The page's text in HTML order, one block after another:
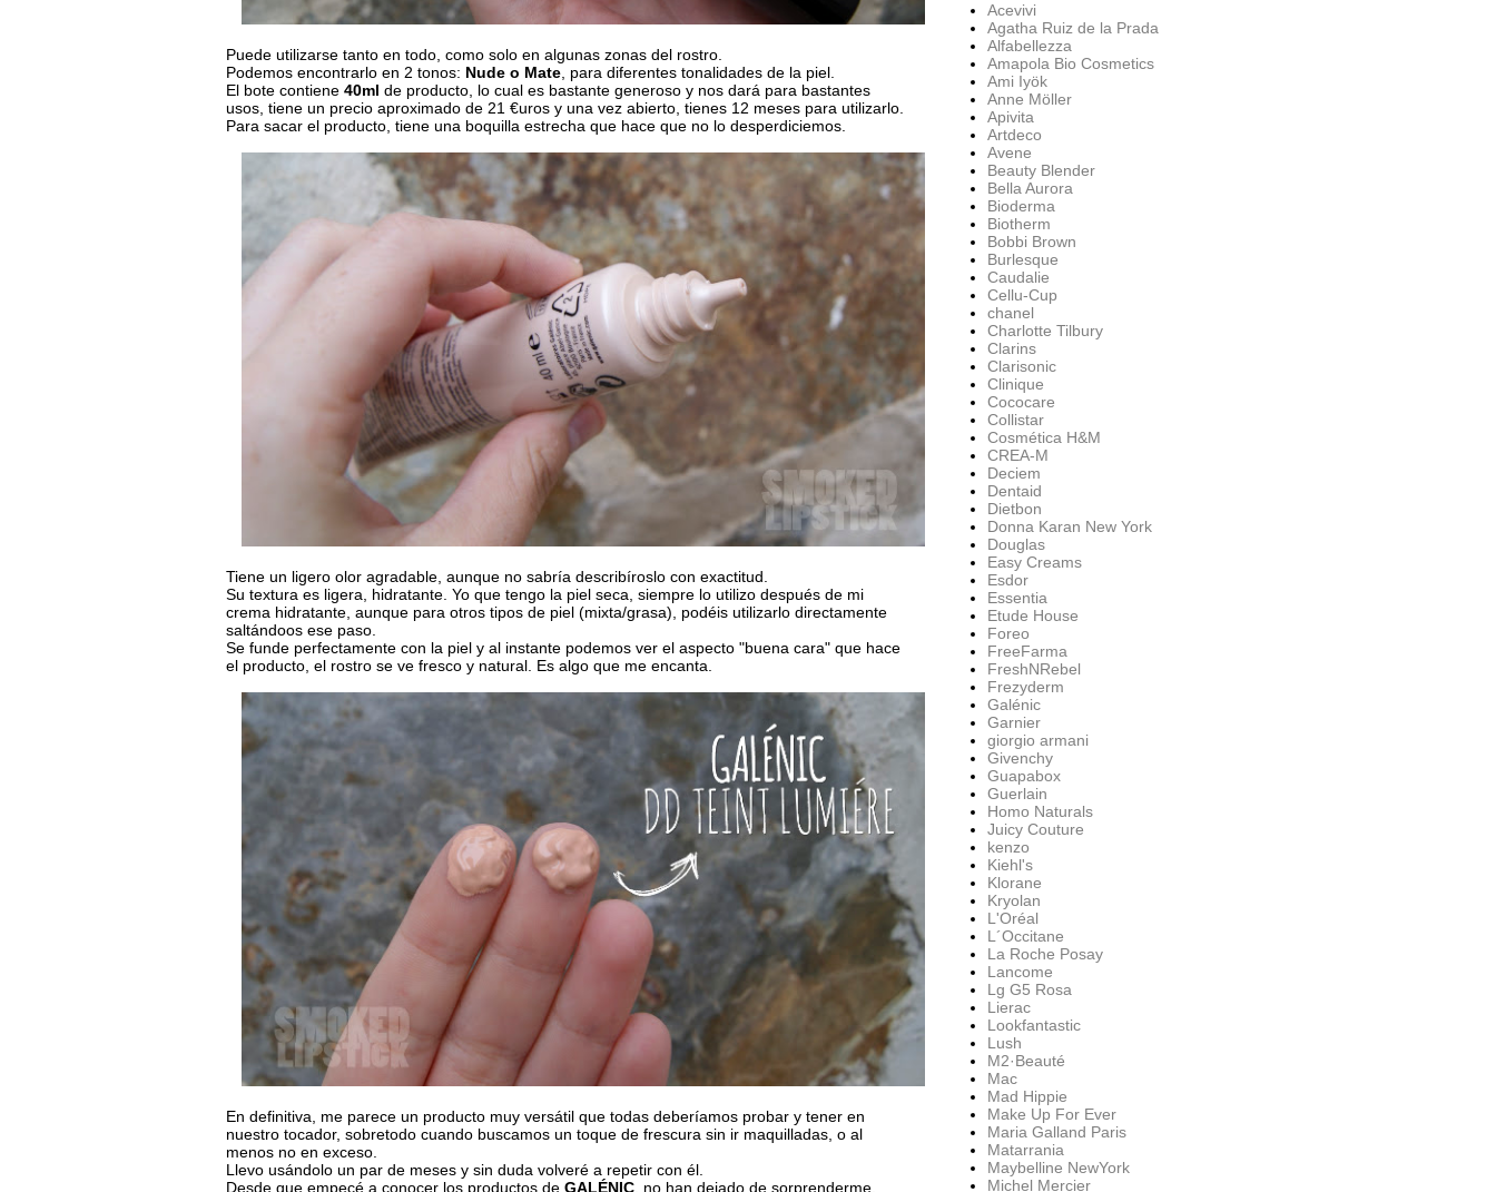
Puede utilizarse tanto en todo, como solo en algunas zonas del rostro.
Podemos encontrarlo en 2 tonos: Nude o Mate, para diferentes tonalidades de la piel.
El bote contiene 40ml de producto, lo cual es bastante generoso y nos dará para bastantes
usos, tiene un precio aproximado de 21 €uros y una vez abierto, tienes 12 meses para utilizarlo.
Para sacar el producto, tiene una boquilla estrecha que hace que no lo desperdiciemos.
Tiene un ligero olor agradable, aunque no sabría describíroslo con exactitud.
Su textura es ligera, hidratante. Yo que tengo la piel seca, siempre lo utilizo después de mi
crema hidratante, aunque para otros tipos de piel (mixta/grasa), podéis utilizarlo directamente
saltándoos ese paso.
Se funde perfectamente con la piel y al instante podemos ver el aspecto "buena cara" que hace
el producto, el rostro se ve fresco y natural. Es algo que me encanta.
En definitiva, me parece un producto muy versátil que todas deberíamos probar y tener en
nuestro tocador, sobretodo cuando buscamos un toque de frescura sin ir maquilladas, o al
menos no en exceso.
Llevo usándolo un par de meses y sin duda volveré a repetir con él.
Desde que empecé a conocer los productos de GALÉNIC, no han dejado de sorprenderme.
Acevivi
Agatha Ruiz de la Prada
Alfabellezza
Amapola Bio Cosmetics
Ami Iyök
Anne Möller
Apivita
Artdeco
Avene
Beauty Blender
Bella Aurora
Bioderma
Biotherm
Bobbi Brown
Burlesque
Caudalie
Cellu-Cup
chanel
Charlotte Tilbury
Clarins
Clarisonic
Clinique
Cococare
Collistar
Cosmética H&M
CREA-M
Deciem
Dentaid
Dietbon
Donna Karan New York
Douglas
Easy Creams
Esdor
Essentia
Etude House
Foreo
FreeFarma
FreshNRebel
Frezyderm
Galénic
Garnier
giorgio armani
Givenchy
Guapabox
Guerlain
Homo Naturals
Juicy Couture
kenzo
Kiehl's
Klorane
Kryolan
L'Oréal
L´Occitane
La Roche Posay
Lancome
Lg G5 Rosa
Lierac
Lookfantastic
Lush
M2·Beauté
Mac
Mad Hippie
Make Up For Ever
Maria Galland Paris
Matarrania
Maybelline NewYork
Michel Mercier